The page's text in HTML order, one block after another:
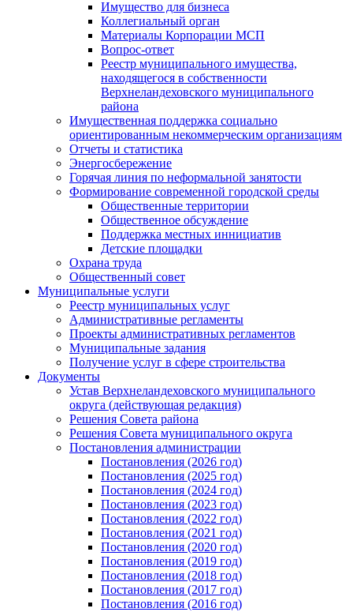
Имущество для бизнеса
Коллегиальный орган
Материалы Корпорации МСП
Вопрос-ответ
Реестр муниципального имущества,
находящегося в собственности
Верхнеландеховского муниципального
района
Имущественная поддержка социально
ориентированным некоммерческим организациям
Отчеты и статистика
Энергосбережение
Горячая линия по неформальной занятости
Формирование современной городской среды
Общественные территории
Общественное обсуждение
Поддержка местных иннициатив
Детские площадки
Охрана труда
Общественный совет
Муниципальные услуги
Реестр муниципальных услуг
Административные регламенты
Проекты административных регламентов
Муниципальные задания
Получение услуг в сфере строительства
Документы
Устав Верхнеландеховского муниципального
округа (действующая редакция)
Решения Совета района
Решения Совета муниципального округа
Постановления администрации
Постановления (2026 год)
Постановления (2025 год)
Постановления (2024 год)
Постановления (2023 год)
Постановления (2022 год)
Постановления (2021 год)
Постановления (2020 год)
Постановления (2019 год)
Постановления (2018 год)
Постановления (2017 год)
Постановления (2016 год)